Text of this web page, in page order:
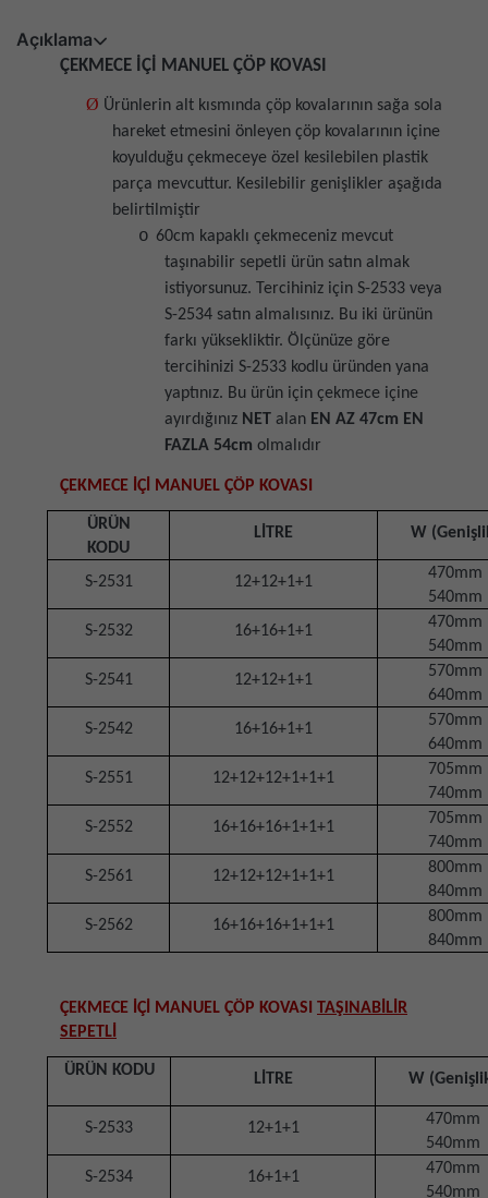
Açıklama
ÇEKMECE İÇİ MANUEL ÇÖP KOVASI
Ø Ürünlerin alt kısmında çöp kovalarının sağa sola
hareket etmesini önleyen çöp kovalarının içine
koyulduğu çekmeceye özel kesilebilen plastik
parça mevcuttur. Kesilebilir genişlikler aşağıda
belirtilmiştir
o 60cm kapaklı çekmeceniz mevcut
taşınabilir sepetli ürün satın almak
istiyorsunuz. Tercihiniz için S-2533 veya
S-2534 satın almalısınız. Bu iki ürünün
farkı yüksekliktir. Ölçünüze göre
tercihinizi S-2533 kodlu üründen yana
yaptınız. Bu ürün için çekmece içine
ayırdığınız NET alan EN AZ 47cm EN
FAZLA 54cm olmalıdır
ÇEKMECE İÇİ MANUEL ÇÖP KOVASI
ÜRÜN
KODU
LİTRE W
S-2531 12+12+1+1
470mm
540mm
S-2532
16+16+1+1
470mm
540mm
S-2541
12+12+1+1
570mm
640mm
S-2542
16+16+1+1
570mm
640mm
S-2551
12+12+12+1+1+1
705mm
740mm
S-2552
16+16+16+1+1+1
705mm
740mm
S-2561
12+12+12+1+1+1
800mm
840mm
S-2562
16+16+16+1+1+1
800mm
840mm
ÇEKMECE İÇİ MANUEL ÇÖP KOVASI TAŞINABİLİR
SEPETLİ
ÜRÜN KODU LİTRE W
S-2533 12+1+1
470mm
540mm
S-2534
16+1+1
470mm
540mm